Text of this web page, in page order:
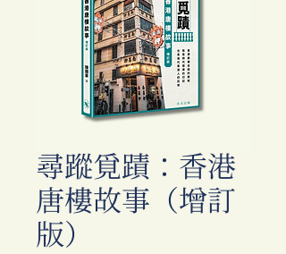
尋蹤覓蹟：香港
唐樓故事（增訂
版）